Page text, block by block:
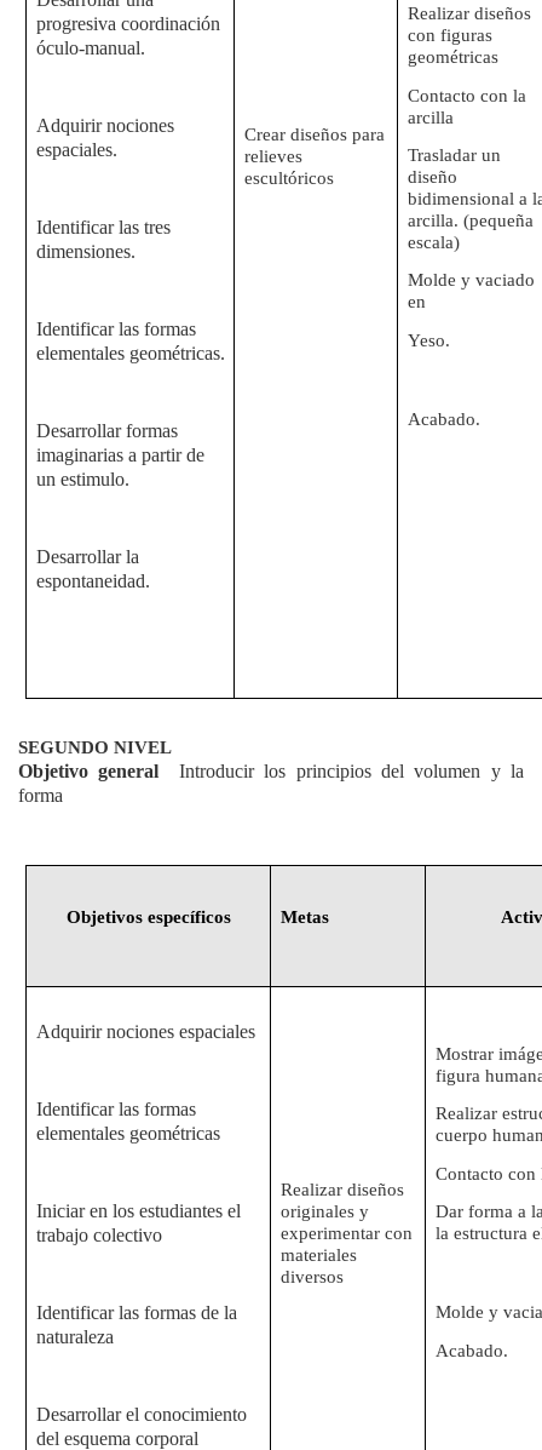
progresiva coordinación
óculo-manual.
Adquirir nociones
espaciales.
Identificar las tres
dimensiones.
Identificar las formas
elementales geométricas.
Desarrollar formas
imaginarias a partir de
un estimulo.
Desarrollar la
espontaneidad.
Crear diseños para
relieves
escultóricos
Realizar diseños
con figuras
geométricas
Contacto con la
arcilla
Trasladar un
diseño
bidimensional a
arcilla. (pequeña
escala)
Molde y vaciado
en
Yeso.
Acabado.
SEGUNDO NIVEL
Objetivo general
Introducir los principios del volumen y la
forma
Objetivos específicos Metas
Adquirir nociones espaciales
Identificar las formas
elementales geométricas
Iniciar en los estudiantes el
trabajo colectivo
Identificar las formas de la
naturaleza
Desarrollar el conocimiento
del esquema corporal
Realizar diseños
originales y
experimentar con
materiales
diversos
Mostrar
figura
Realizar
cuerpo
Contacto con
Dar forma a
la estructura
Molde y
Acabado.